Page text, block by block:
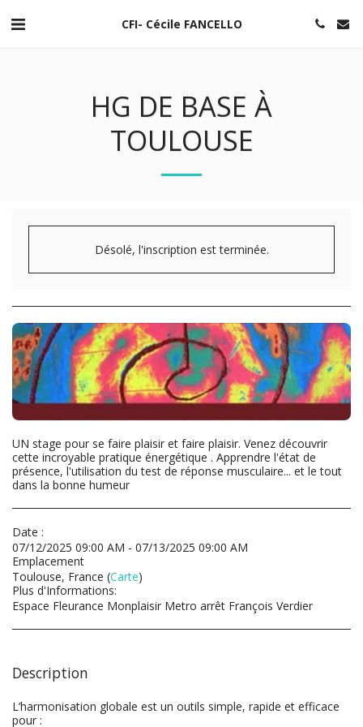
CFI- Cécile FANCELLO
HG DE BASE À
TOULOUSE
Désolé, l'inscription est terminée.
UN stage pour se faire plaisir et faire plaisir. Venez découvrir
cette incroyable pratique énergétique . Apprendre l'état de
présence, l'utilisation du test de réponse musculaire... et le tout
dans la bonne humeur
Date :
07/12/2025 09:00 AM - 07/13/2025 09:00 AM
Emplacement
Toulouse, France (Carte)
Plus d'Informations:
Espace Fleurance Monplaisir Metro arrêt François Verdier
Description
L’harmonisation globale est un outils simple, rapide et efficace
pour :